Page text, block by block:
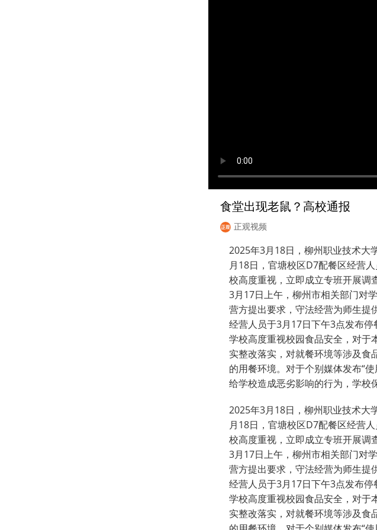
食堂出现老鼠？高校通报
正观视频
2025年3月18日，柳州职业技术大
月18日，官塘校区D7配餐区经营
校高度重视，立即成立专班开展调
3月17日上午，柳州市相关部门对
营方提出要求，守法经营为师生提
经营人员于3月17日下午3点发布停
学校高度重视校园食品安全，对于
实整改落实，对就餐环境等涉及食
的用餐环境。对于个别媒体发布“
给学校造成恶劣影响的行为，学校
2025年3月18日，柳州职业技术大
月18日，官塘校区D7配餐区经营
校高度重视，立即成立专班开展调
3月17日上午，柳州市相关部门对
营方提出要求，守法经营为师生提
经营人员于3月17日下午3点发布停
学校高度重视校园食品安全，对于
实整改落实，对就餐环境等涉及食